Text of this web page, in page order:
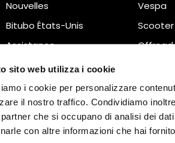
sito web utilizza i cookie
i cookie per personalizzare
il nostro traffico. Condividiamo
che si occupano di analisi dei
con altre informazioni che hai
Nouvelles
Bitubo États-Unis
Assistance
Quality, Safety &
Vespa
Scooter
Offroad